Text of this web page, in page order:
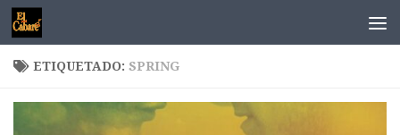
Saltar al contenido
ETIQUETADO: SPRING